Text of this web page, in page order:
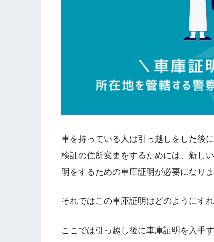
車を持っている人は引っ越しをした後
検証の住所変更をするためには、新し
明をするための車庫証明が必要になりま
それではこの車庫証明はどのようにす
ここでは引っ越し後に車庫証明を入手